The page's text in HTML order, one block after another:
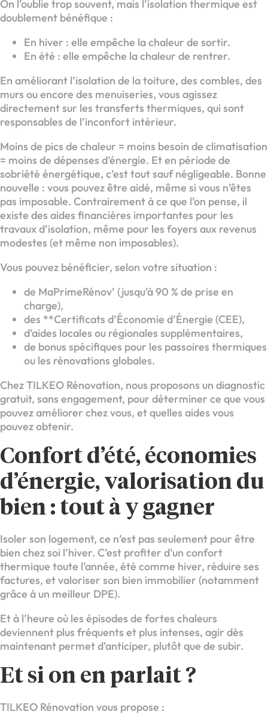
On l’oublie trop souvent, mais l’isolation thermique est
doublement bénéfique :
En hiver : elle empêche la chaleur de sortir.
En été : elle empêche la chaleur de rentrer.
En améliorant l’isolation de la toiture, des combles, des
murs ou encore des menuiseries, vous agissez
directement sur les transferts thermiques, qui sont
responsables de l’inconfort intérieur.
Moins de pics de chaleur = moins besoin de climatisation
= moins de dépenses d’énergie. Et en période de
sobriété énergétique, c’est tout sauf négligeable. Bonne
nouvelle : vous pouvez être aidé, même si vous n’êtes
pas imposable. Contrairement à ce que l’on pense, il
existe des aides financières importantes pour les
travaux d’isolation, même pour les foyers aux revenus
modestes (et même non imposables).
Vous pouvez bénéficier, selon votre situation :
de MaPrimeRénov’ (jusqu’à 90 % de prise en
charge),
des **Certificats d’Économie d’Énergie (CEE),
d’aides locales ou régionales supplémentaires,
de bonus spécifiques pour les passoires thermiques
ou les rénovations globales.
Chez TILKEO Rénovation, nous proposons un diagnostic
gratuit, sans engagement, pour déterminer ce que vous
pouvez améliorer chez vous, et quelles aides vous
pouvez obtenir.
Confort d’été, économies
d’énergie, valorisation du
bien : tout à y gagner
Isoler son logement, ce n’est pas seulement pour être
bien chez soi l’hiver. C’est profiter d’un confort
thermique toute l’année, été comme hiver, réduire ses
factures, et valoriser son bien immobilier (notamment
grâce à un meilleur DPE).
Et à l’heure où les épisodes de fortes chaleurs
deviennent plus fréquents et plus intenses, agir dès
maintenant permet d’anticiper, plutôt que de subir.
Et si on en parlait ?
TILKEO Rénovation vous propose :